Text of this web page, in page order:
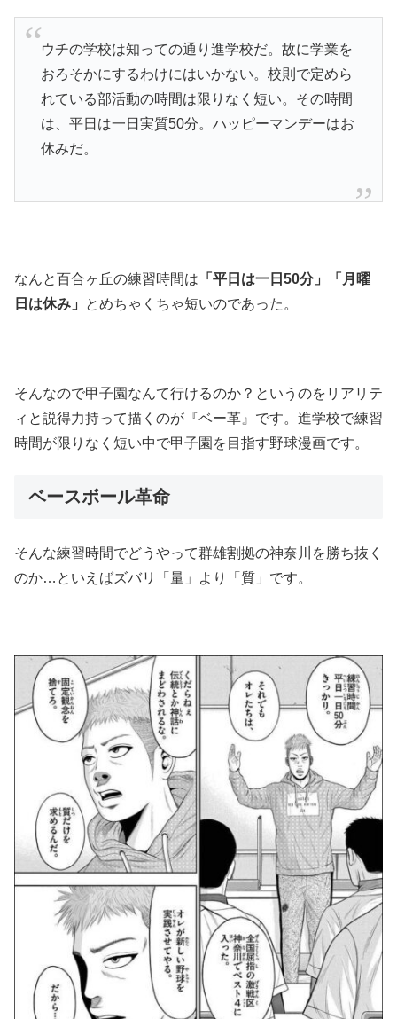
ウチの学校は知っての通り進学校だ。故に学業を
おろそかにするわけにはいかない。校則で定めら
れている部活動の時間は限りなく短い。その時間
は、平日は一日実質50分。ハッピーマンデーはお
休みだ。
なんと百合ヶ丘の練習時間は 「平日は一日50分」「月曜
日は休み」
とめちゃくちゃ短いのであった。
そんなので甲子園なんて行けるのか？というのをリアリテ
ィと説得力持って描くのが『ベー革』です。進学校で練習
時間が限りなく短い中で甲子園を目指す野球漫画です。
ベースボール革命
そんな練習時間でどうやって群雄割拠の神奈川を勝ち抜く
のか…といえばズバリ「量」より「質」です。